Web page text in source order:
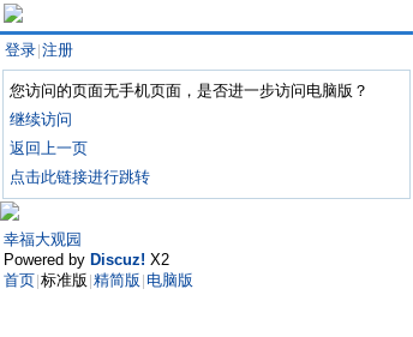
登录 注册
您访问的页面无手机页面，是否进一步访问电脑版？
继续访问
返回上一页
点击此链接进行跳转
幸福大观园
Powered by Discuz! X2
首页 标准版 精简版 电脑版